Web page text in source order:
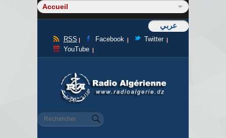
عربي
RSS Facebook
Twitter
YouTube
Formulaire de recherche
Rechercher